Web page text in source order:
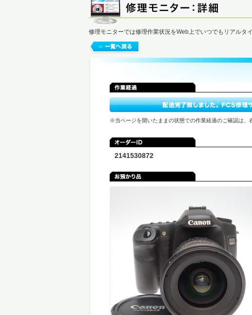
修理モニターでは修理作業状況をWeb上でいつでもリアルタ
※当ページを開いたままの状態での作業経過のご確認は、
2141530872